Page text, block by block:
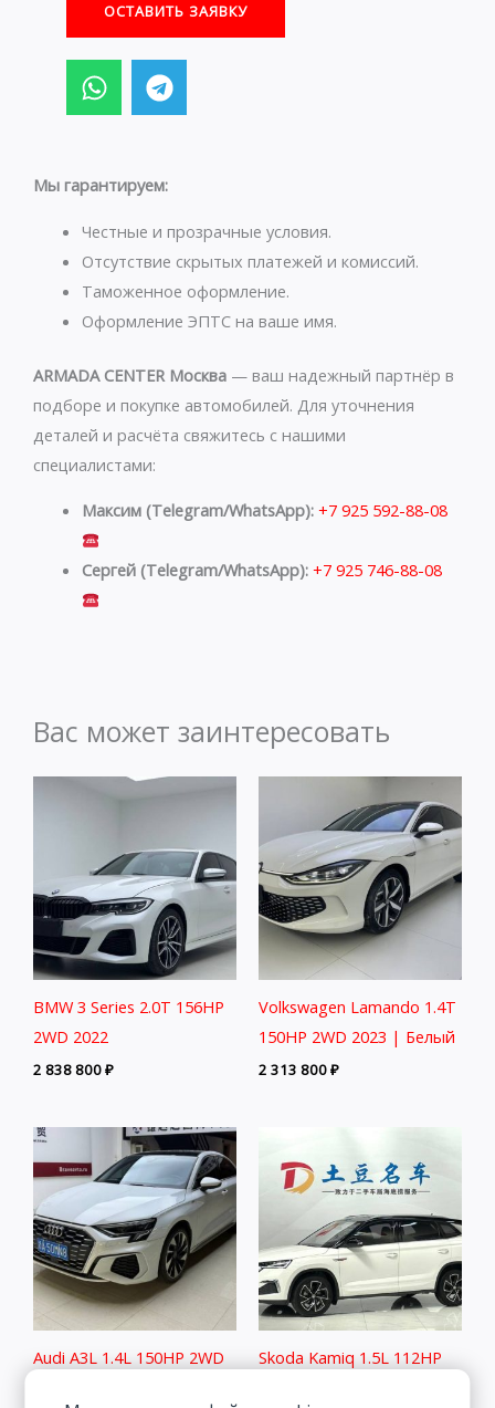
ОСТАВИТЬ ЗАЯВКУ
W
h
a
s
p
p
T
e
l
g
a
m
Мы гарантируем:
Честные и прозрачные условия.
Отсутствие скрытых платежей и комиссий.
Таможенное оформление.
Оформление ЭПТС на ваше имя.
ARMADA CENTER Москва — ваш надежный партнёр в
подборе и покупке автомобилей. Для уточнения
деталей и расчёта свяжитесь с нашими
специалистами:
Максим (Telegram/WhatsApp): +7 925 592-88-08
Сергей (Telegram/WhatsApp): +7 925 746-88-08
Вас может заинтересовать
BMW 3 Series 2.0T 156HP
2WD 2022
2 838 800₽
Volkswagen Lamando 1.4T
150HP 2WD 2023 | Белый
2 313 800₽
Audi A3L 1.4L 150HP 2WD
Skoda Kamiq 1.5L 112HP